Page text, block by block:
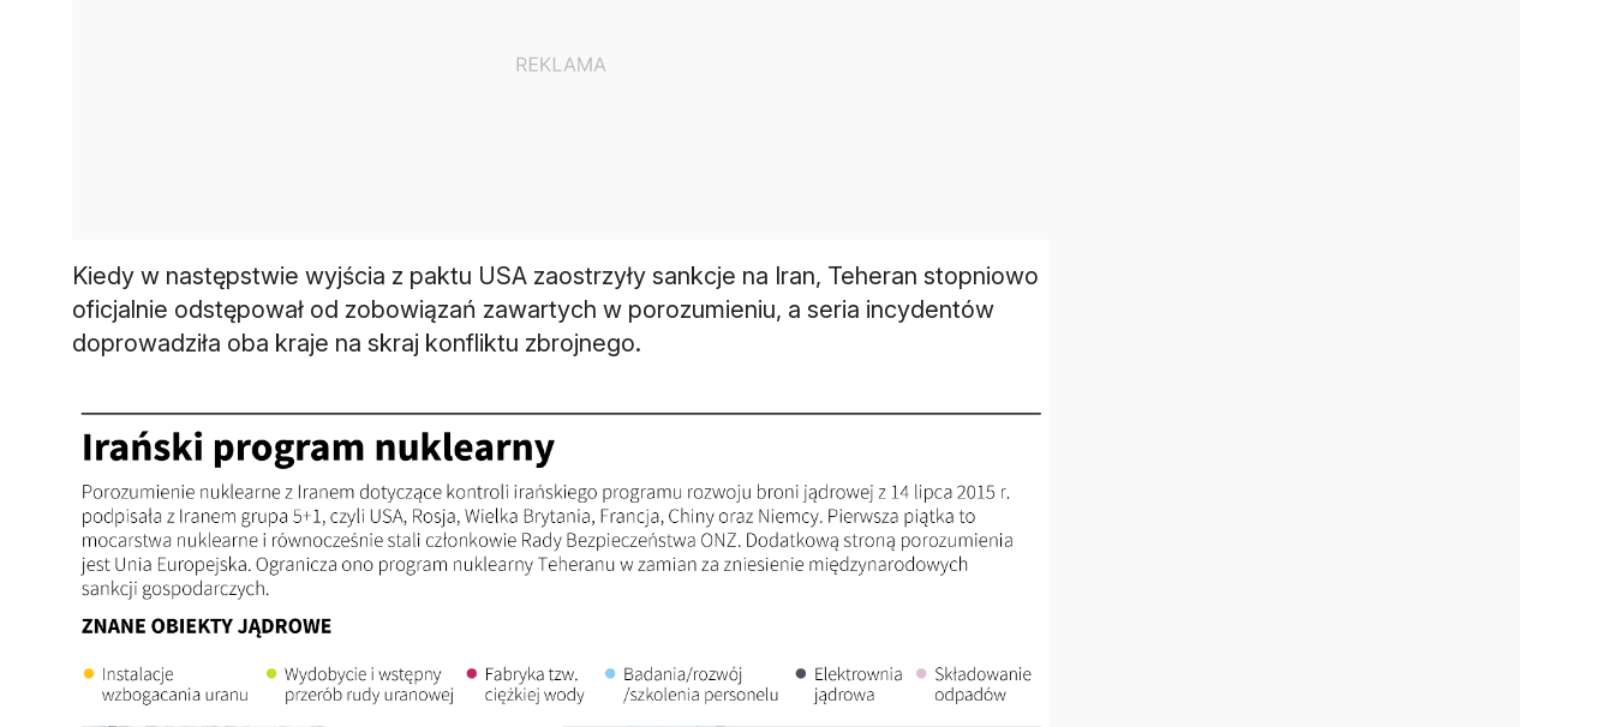
Kiedy w następstwie wyjścia z paktu USA zaostrzyły sankcje na Iran, Teheran stopniowo
oficjalnie odstępował od zobowiązań zawartych w porozumieniu, a seria incydentów
doprowadziła oba kraje na skraj konfliktu zbrojnego.